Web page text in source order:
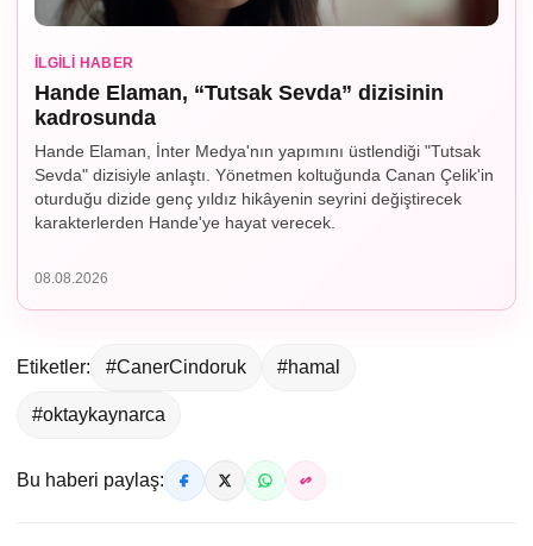
İLGILI HABER
Hande Elaman, “Tutsak Sevda” dizisinin
kadrosunda
Hande Elaman, İnter Medya'nın yapımını üstlendiği "Tutsak
Sevda" dizisiyle anlaştı. Yönetmen koltuğunda Canan Çelik'in
oturduğu dizide genç yıldız hikâyenin seyrini değiştirecek
karakterlerden Hande'ye hayat verecek.
08.08.2026
Etiketler: #CanerCindoruk #hamal
#oktaykaynarca
Bu haberi paylaş: